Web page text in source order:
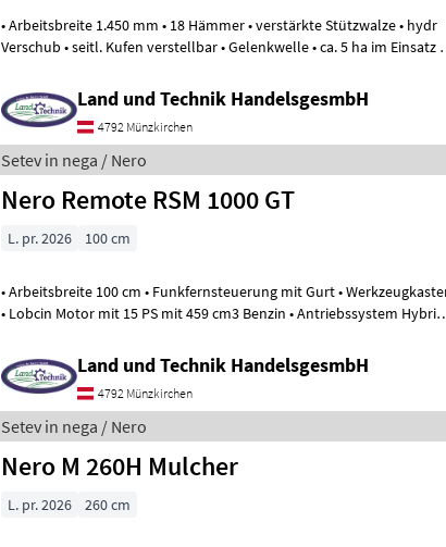
• Arbeitsbreite 1.450 mm • 18 Hämmer • verstärkte Stützwalze • hydr
Verschub • seitl. Kufen verstellbar • Gelenkwelle • ca. 5 ha im Einsatz •
Land und Technik HandelsgesmbH
4792 Münzkirchen
Setev in nega / Nero
Nero Remote RSM 1000 GT
L. pr. 2026 100 cm
• Arbeitsbreite 100 cm • Funkfernsteuerung mit Gurt • Werkzeugkasten
• Lobcin Motor mit 15 PS mit 459 cm3 Benzin • Antriebssystem Hybrid
Land und Technik HandelsgesmbH
4792 Münzkirchen
Setev in nega / Nero
Nero M 260H Mulcher
L. pr. 2026 260 cm